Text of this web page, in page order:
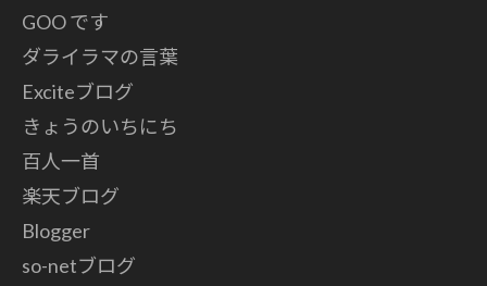
GOO です
ダライラマの言葉
Exciteブログ
きょうのいちにち
百人一首
楽天ブログ
Blogger
so-netブログ